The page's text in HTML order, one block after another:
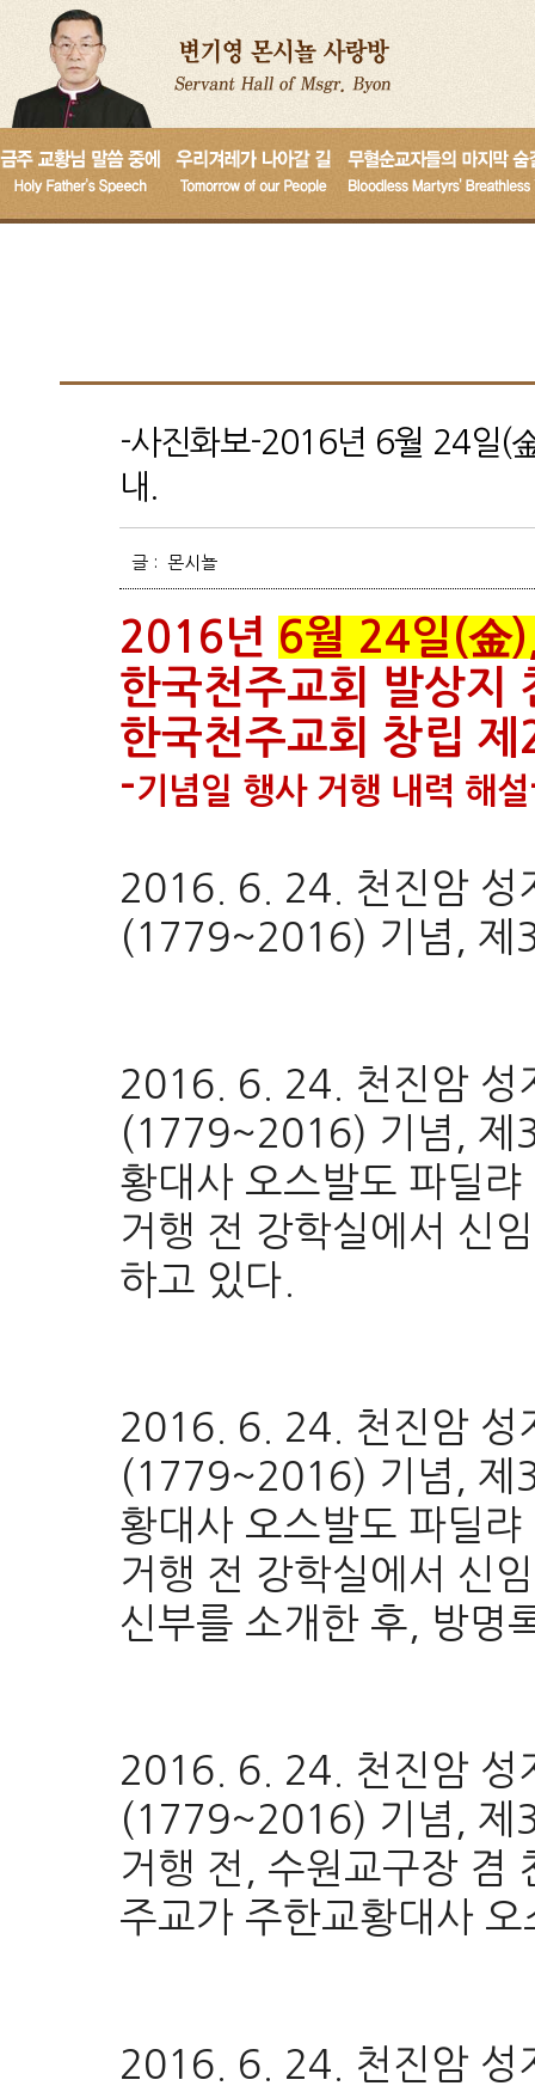
-사진화보-2016년 6월 24일(
내.
글 : 몬시뇰
2016년 6월 24일(金
한국천주교회 발상지
한국천주교회 창립
-기념일 행사 거행 내력 해설
2016. 6. 24. 천진암 성
(1779~2016) 기념, 제
2016. 6. 24. 천진암 성
(1779~2016) 기념, 제
황대사 오스발도 파딜
거행 전 강학실에서 신
하고 있다.
2016. 6. 24. 천진암 성
(1779~2016) 기념, 제
황대사 오스발도 파딜
거행 전 강학실에서 신
신부를 소개한 후, 방명
2016. 6. 24. 천진암 성
(1779~2016) 기념, 제
거행 전, 수원교구장 겸
주교가 주한교황대사
2016. 6. 24. 천진암 성